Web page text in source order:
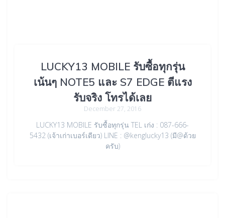
LUCKY13 MOBILE รับซื้อทุกรุ่น
เน้นๆ NOTE5 และ S7 EDGE ตีแรง
รับจริง โทรได้เลย
December 27, 2016
LUCKY13 MOBILE รับซื้อทุกรุ่น TEL เก่ง : 087-666-
5432 (เจ้าเก่าเบอร์เดียว) LINE : @kenglucky13 (มี@ด้วย
ครับ)